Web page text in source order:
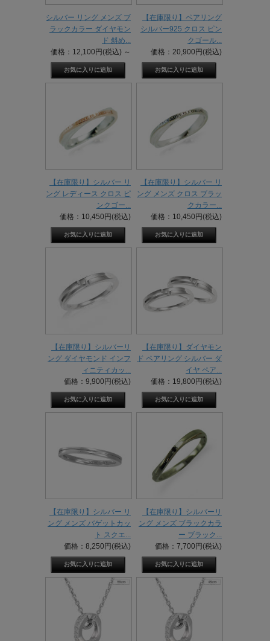
シルバー リング メンズ ブ
ラックカラー ダイヤモン
ド 斜め...
価格：12,100円(税込) ～
【在庫限り】ペアリング
シルバー925 クロス ピン
クゴール...
価格：20,900円(税込)
【在庫限り】シルバー リ
ング レディース クロス ピ
ンクゴー...
価格：10,450円(税込)
【在庫限り】シルバー リ
ング メンズ クロス ブラッ
クカラー...
価格：10,450円(税込)
【在庫限り】シルバーリ
ング ダイヤモンド インフ
ィニティカッ...
価格：9,900円(税込)
【在庫限り】ダイヤモン
ド ペアリング シルバー ダ
イヤ ペア...
価格：19,800円(税込)
【在庫限り】シルバー リ
ング メンズ バゲットカッ
ト スクエ...
価格：8,250円(税込)
【在庫限り】シルバーリ
ング メンズ ブラックカラ
ー ブラック...
価格：7,700円(税込)